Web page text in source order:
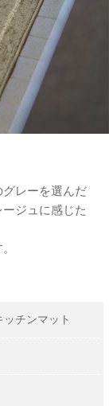
レーを選んだ
ジュに感じた
チンマット